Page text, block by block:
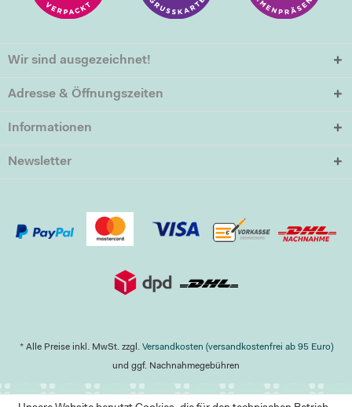
Wir sind ausgezeichnet!
Adresse & Öffnungszeiten
Informationen
Newsletter
* Alle Preise inkl. MwSt. zzgl. Versandkosten (versandkostenfrei ab 95 Euro)
und ggf. Nachnahmegebühren